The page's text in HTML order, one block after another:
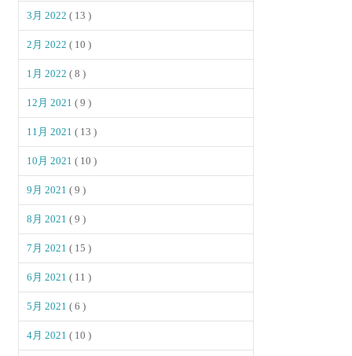
3月 2022( 13 )
2月 2022( 10 )
1月 2022( 8 )
12月 2021( 9 )
11月 2021( 13 )
10月 2021( 10 )
9月 2021( 9 )
8月 2021( 9 )
7月 2021( 15 )
6月 2021( 11 )
5月 2021( 6 )
4月 2021( 10 )